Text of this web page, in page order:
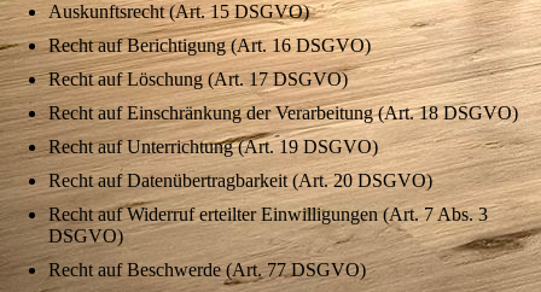
Auskunftsrecht (Art. 15 DSGVO)
Recht auf Berichtigung (Art. 16 DSGVO)
Recht auf Löschung (Art. 17 DSGVO)
Recht auf Einschränkung der Verarbeitung (Art. 18 DSGVO)
Recht auf Unterrichtung (Art. 19 DSGVO)
Recht auf Datenübertragbarkeit (Art. 20 DSGVO)
Recht auf Widerruf erteilter Einwilligungen (Art. 7 Abs. 3
DSGVO)
Recht auf Beschwerde (Art. 77 DSGVO)